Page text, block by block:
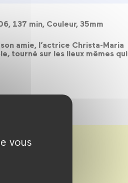
vous
137 min, Couleur, 35mm
amie, l’actrice Christa-Maria
tourné sur les lieux mêmes qui